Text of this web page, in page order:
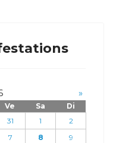
»
Ve Sa
Di
31 1
2
7 8
9